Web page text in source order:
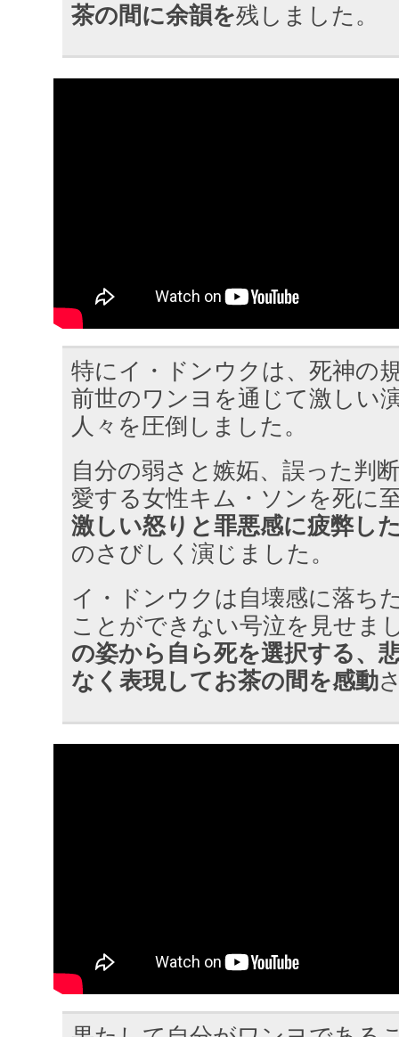
茶の間に余韻を残しました。
特にイ・ドンウクは、死神の
前世のワンヨを通じて激しい
人々を圧倒しました。
自分の弱さと嫉妬、誤った判
愛する女性キム・ソンを死に
激しい怒りと罪悪感に疲弊し
のさびしく演じました。
イ・ドンウクは自壊感に落ち
ことができない号泣を見せま
の姿から自ら死を選択する、
なく表現してお茶の間を感動